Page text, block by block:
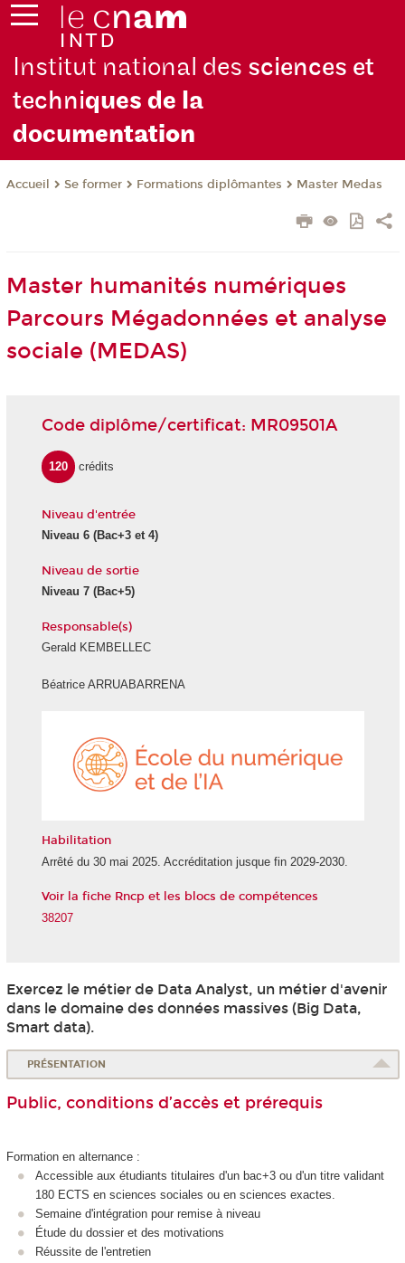
Institut national des sciences et
techniques de la
documentation
Accueil Se former Formations diplômantes Master Medas
Master humanités numériques
Parcours Mégadonnées et analyse
sociale (MEDAS)
Code diplôme/certificat: MR09501A
120 crédits
Niveau d'entrée
Niveau 6(Bac+3 et 4)
Niveau de sortie
Niveau 7(Bac+5)
Responsable(s)
Gerald KEMBELLEC
Béatrice ARRUABARRENA
Habilitation
Arrêté du 30 mai 2025. Accréditation jusque fin 2029-2030.
Voir la fiche Rncp et les blocs de compétences
38207
Exercez le métier de Data Analyst, un métier d'avenir
dans le domaine des données massives (Big Data,
Smart data).
PRÉSENTATION
Public, conditions d’accès et prérequis
Formation en alternance:
Accessible aux étudiants titulaires d'un bac+3 ou d'un titre validant
180 ECTS en sciences sociales ou en sciences exactes.
Semaine d'intégration pour remise à niveau
Étude du dossier et des motivations
Réussite de l'entretien